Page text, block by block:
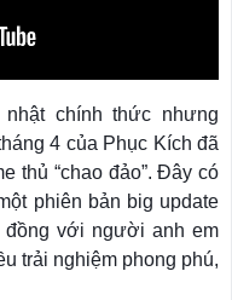
chính thức nhưng
4 của Phục Kích đã
thủ “chao đảo”. Đây có
phiên bản big update
đồng với người anh em
trải nghiệm phong phú,